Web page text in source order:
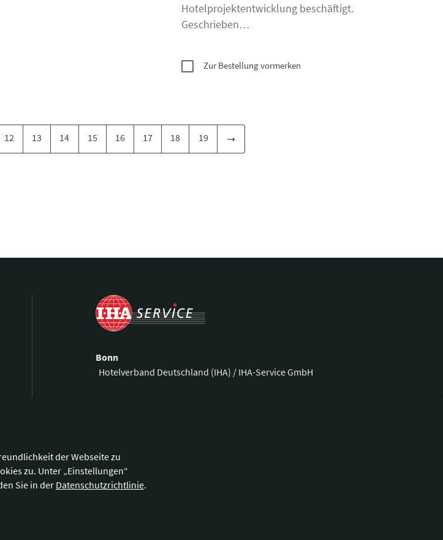
der Webseite zu
zu. Unter „Einstellungen“
Sie in der Datenschutzrichtlinie.
Hotelprojektentwicklung beschäftigt.
Geschrieben…
Zur Bestellung vormerken
12 13 14 15 16 17 18 19
Bonn
Hotelverband Deutschland (IHA) / IHA-Service GmbH
Wegbeschreibung